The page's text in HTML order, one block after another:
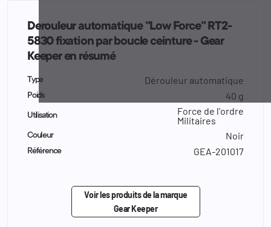
Derouleur automatique "Low Force" RT2-
5830 fixation par boucle ceinture - Gear
Keeper en résumé
Type Dérouleur automatique
Poids 40 g
Utilisation
Force de l'ordre
Militaires
Couleur Noir
Référence GEA-201017
Voir les produits de la marque
Gear Keeper